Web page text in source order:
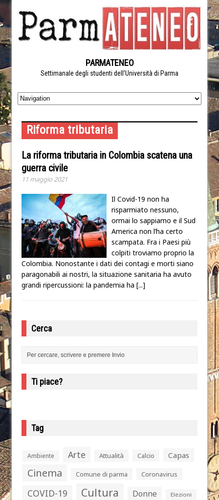
PARMATENEO
Settimanale degli studenti dell'Università di Parma
Riforma tributaria
La riforma tributaria in Colombia scatena una
guerra civile
11 maggio 2021
Il Covid-19 non ha
risparmiato nessuno,
ormai lo sappiamo e il Sud
America non l’ha certo
scampata. Fra i Paesi più
colpiti troviamo proprio la
Colombia. Nonostante i dati dei contagi e morti siano
paragonabili ai nostri, la situazione sanitaria ha avuto
grandi ripercussioni: la pandemia ha [...]
Cerca
Ti piace?
Tag
Ambiente Arte Attualità Calcio Capas
Cinema Comune di parma Coronavirus
COVID-19 Cultura Donne Elezioni